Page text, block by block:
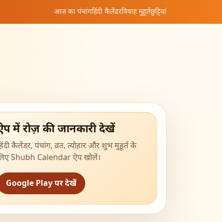
आज का पंचांगहिंदी कैलेंडरविवाह मुहूर्तछुट्टियां
में रोज़ की जानकारी देखें
कैलेंडर, पंचांग, व्रत, त्योहार और शुभ मुहूर्त के
Shubh Calendar ऐप खोलें।
Google Play पर देखें